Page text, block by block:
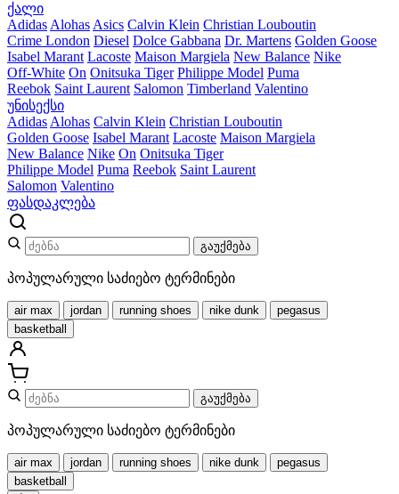
ქალი
Adidas Alohas Asics Calvin Klein Christian Louboutin
Crime London Diesel Dolce Gabbana Dr. Martens Golden Goose
Isabel Marant Lacoste Maison Margiela New Balance Nike
Off-White On Onitsuka Tiger Philippe Model Puma
Reebok Saint Laurent Salomon Timberland Valentino
უნისექსი
Adidas Alohas Calvin Klein Christian Louboutin
Golden Goose Isabel Marant Lacoste Maison Margiela
New Balance Nike On Onitsuka Tiger
Philippe Model Puma Reebok Saint Laurent
Salomon Valentino
ფასდაკლება
გაუქმება
პოპულარული საძიებო ტერმინები
air max jordan running shoes nike dunk
pegasus
basketball
გაუქმება
პოპულარული საძიებო ტერმინები
air max jordan running shoes nike dunk
pegasus
basketball